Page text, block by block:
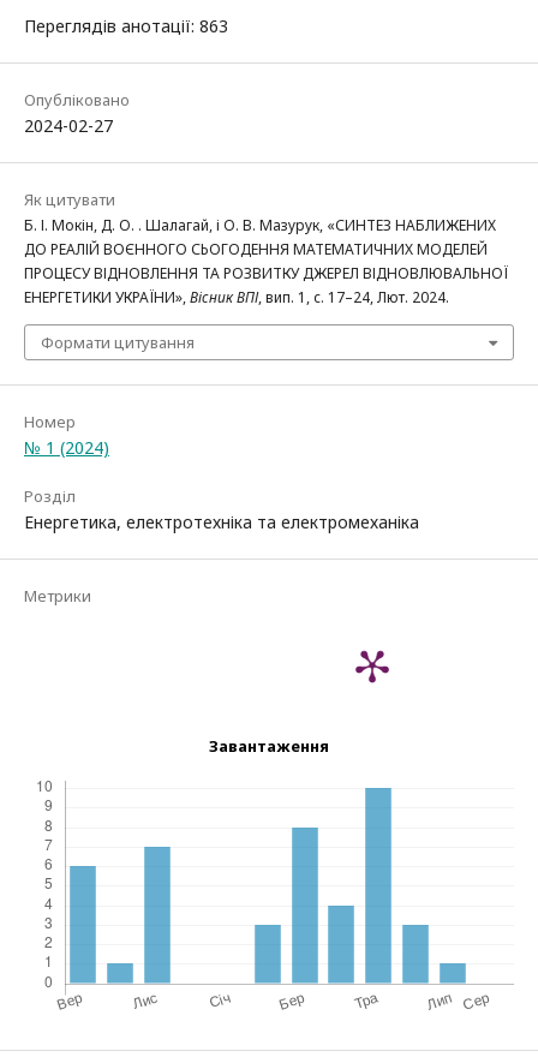
Переглядів анотації: 863
Опубліковано
2024-02-27
Як цитувати
Б. І. Мокін, Д. О. . Шалагай, і О. В. Мазурук, «СИНТЕЗ НАБЛИЖЕНИХ
ДО РЕАЛІЙ ВОЄННОГО СЬОГОДЕННЯ МАТЕМАТИЧНИХ МОДЕЛЕЙ
ПРОЦЕСУ ВІДНОВЛЕННЯ ТА РОЗВИТКУ ДЖЕРЕЛ ВІДНОВЛЮВАЛЬНОЇ
ЕНЕРГЕТИКИ УКРАЇНИ»,Вісник ВПІ, вип. 1, с. 17–24, Лют. 2024.
Формати цитування
Номер
№ 1 (2024)
Розділ
Енергетика, електротехніка та електромеханіка
Метрики
Завантаження